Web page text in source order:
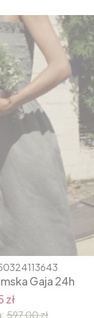
Gaja 24h
zł
597,00 zł